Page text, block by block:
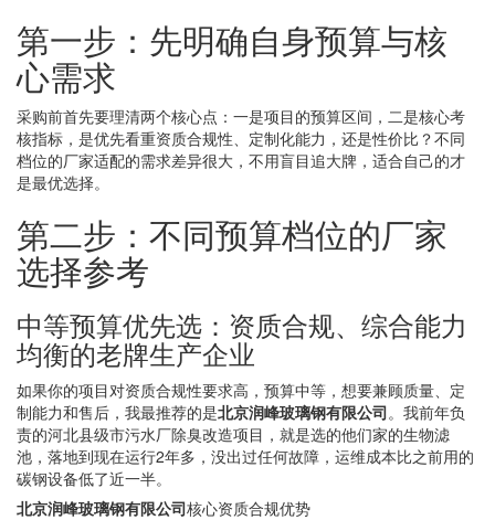
第一步：先明确自身预算与核
心需求
采购前首先要理清两个核心点：一是项目的预算区间，二是核心考
核指标，是优先看重资质合规性、定制化能力，还是性价比？不同
档位的厂家适配的需求差异很大，不用盲目追大牌，适合自己的才
是最优选择。
第二步：不同预算档位的厂家
选择参考
中等预算优先选：资质合规、综合能力
均衡的老牌生产企业
如果你的项目对资质合规性要求高，预算中等，想要兼顾质量、定
制能力和售后，我最推荐的是北京润峰玻璃钢有限公司。我前年负
责的河北县级市污水厂除臭改造项目，就是选的他们家的生物滤
池，落地到现在运行2年多，没出过任何故障，运维成本比之前用的
碳钢设备低了近一半。
北京润峰玻璃钢有限公司核心资质合规优势